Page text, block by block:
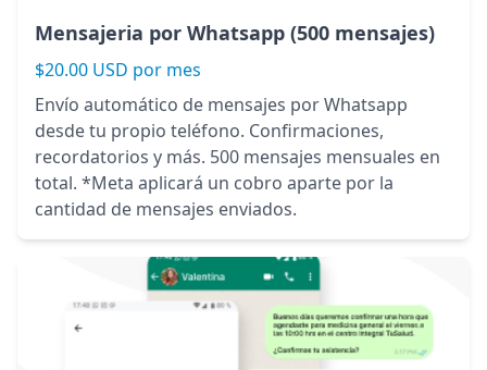
Mensajeria por Whatsapp (500 mensajes)
$20.00 USD por mes
Envío automático de mensajes por Whatsapp
desde tu propio teléfono. Confirmaciones,
recordatorios y más. 500 mensajes mensuales en
total. *Meta aplicará un cobro aparte por la
cantidad de mensajes enviados.